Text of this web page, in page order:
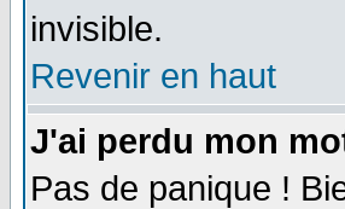
invisible.
Revenir en haut
J'ai perdu mon
Pas de panique !